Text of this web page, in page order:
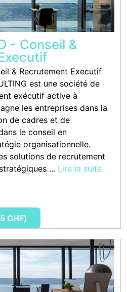
- Conseil &
& Recrutement Executif
est une société de
exécutif active à
les entreprises dans la
de cadres et de
le conseil en
organisationnelle.
solutions de recrutement
... Lire la suite
CHF)